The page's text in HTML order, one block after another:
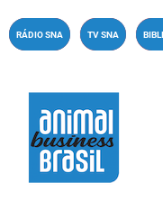
paraRÁDIO SNA TV SNA